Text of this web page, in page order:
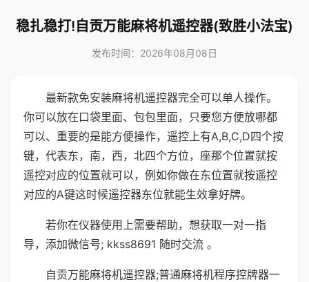
稳扎稳打!自贡万能麻将机遥控器(致胜小法宝)
发布时间：2026年08月08日
最新款免安装麻将机遥控器完全可以单人操作。
你可以放在口袋里面、包包里面，只要您方便放哪都
可以、重要的是能方便操作，遥控上有A,B,C,D四个按
键，代表东，南，西，北四个方位，座那个位置就按
遥控对应的位置就可以，例如你做在东位置就按遥控
对应的A键这时候遥控器东位就能生效拿好牌。
若你在仪器使用上需要帮助，想获取一对一指
导，添加微信号; kkss8691 随时交流 。
自贡万能麻将机遥控器;普通麻将机程序控牌器一